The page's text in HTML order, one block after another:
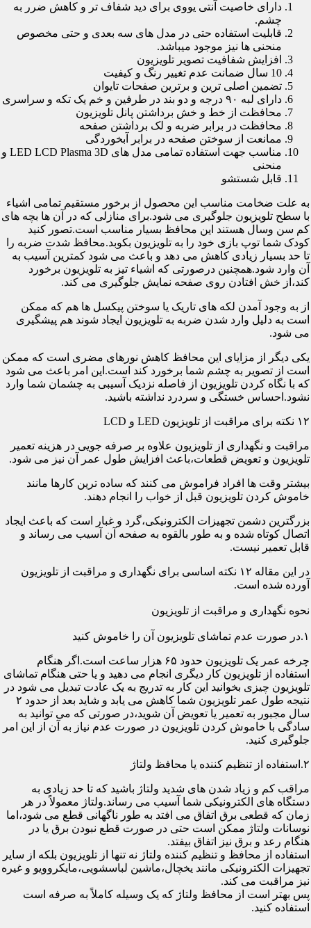
دارای خاصیت آنتی یووی برای دید شفاف تر و کاهش ضرر به
چشم.
قابلیت استفاده حتی در مدل های سه بعدی و حتی مخصوص
منحنی ها نیز موجود میباشد.
افزایش شفافیت تصویر تلویزیون
10 سال ضمانت عدم تغییر رنگ و کیفیت
تضمین اصلی ترین و برترین صفحات تایوان
دارای لبه ۹۰ درجه و دو بند در طرفین و خم یک تکه و سراسری
محافظت از خط و خش برداشتن پانل تلویزیون
محافظت در برابر ضربه و لک برداشتن صفحه
ممانعت از سوختن صفحه در برابر آبخوردگی
مناسب جهت استفاده تمامی مدل های LED LCD Plasma 3D و
منحنی
قابل شستشو
به علت ضخامت مناسب این محصول از برخور مستقیم تمامی اشیاء
با سطح تلویزیون جلوگیری می شود.برای منازلی که در آن ها بچه های
کم سن وسال هستند این محافظ بسیار مناسب است.تصور کنید
کودک شما توپ بازی خود را به تلویزیون بکوبد.محافظ شدت ضربه را
تا حد بسیار زیادی کاهش می دهد و باعث می شود کمترین آسیب به
آن وارد شود.همچنین درصورتی که اشیاء تیز به تلویزیون برخورد
کند،از خش افتادن روی صفحه نمایش جلوگیری می کند.
از به وجود آمدن لکه های تاریک یا سوختن پیکسل ها هم که ممکن
است به دلیل وارد شدن ضربه به تلویزیون ایجاد شوند هم پیشگیری
می شود.
یکی دیگر از مزایای این محافظ کاهش نورهای مضری است که ممکن
است از تصویر به چشم شما برخورد کند است.این امر باعث می شود
که با نگاه کردن تلویزیون از فاصله نزدیک آسیبی به چشمان شما وارد
نشود.احساس خستگی و سردرد نداشته باشید.
۱۲ نکته برای مراقبت از تلویزیون LED و LCD
مراقبت و نگهداری از تلویزیون علاوه بر صرفه جویی در هزینه تعمیر
تلویزیون و تعویض قطعات،باعث افزایش طول عمر آن نیز می شود.
بیشتر وقت ها افراد فراموش می کنند که ساده ترین کارها مانند
خاموش کردن تلویزیون قبل از خواب را انجام دهند.
بزرگترین دشمن تجهیزات الکترونیکی،گرد و غبار است که باعث ایجاد
اتصال کوتاه شده و به طور بالقوه به صفحه آن آسیب می رساند و
قابل تعمیر نیست.
در این مقاله ۱۲ نکته اساسی برای نگهداری و مراقبت از تلویزیون
آورده شده است.
نحوه نگهداری و مراقبت از تلویزیون
۱.در صورت عدم تماشای تلویزیون آن را خاموش کنید
چرخه عمر یک تلویزیون حدود ۶۵ هزار ساعت است.اگر هنگام
استفاده از تلویزیون کار دیگری انجام می دهید و یا حتی هنگام تماشای
تلویزیون چیزی بخوانید این کار به تدریج به یک عادت تبدیل می شود در
نتیجه طول عمر تلویزیون شما کاهش می یابد و شاید بعد از حدود ۲
سال مجبور به تعمیر یا تعویض آن شوید،در صورتی که می توانید به
سادگی با خاموش کردن تلویزیون در صورت عدم نیاز به آن از این امر
جلوگیری کنید.
۲.استفاده از تنظیم کننده یا محافظ ولتاژ
مراقب کم و زیاد شدن های شدید ولتاژ باشید که تا حد زیادی به
دستگاه های الکترونیکی شما آسیب می رساند.ولتاژ معمولاً در هر
زمان که قطعی برق اتفاق می افتد به طور ناگهانی قطع می شود،اما
نوسانات ولتاژ ممکن است حتی در صورت قطع نبودن برق یا در
هنگام رعد و برق نیز اتفاق بیفتد.
استفاده از محافظ و تنظیم کننده ولتاژ نه تنها از تلویزیون بلکه از سایر
تجهیزات الکترونیکی مانند یخچال،ماشین لباسشویی،مایکروویو و غیره
نیز مراقبت می کند.
پس بهتر است از محافظ ولتاژ که یک وسیله کاملاً به صرفه است
استفاده کنید.